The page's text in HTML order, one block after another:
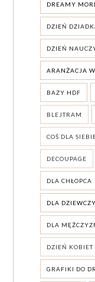
DREAMY
DZIEŃ
DZIEŃ
ARANŻACJA
BAZY HDF
BLEJTRAM
COŚ DLA
DECOUPAGE
DLA CHŁOPCA
DLA
DLA
DZIEŃ KOBIET
GRAFIKI DO